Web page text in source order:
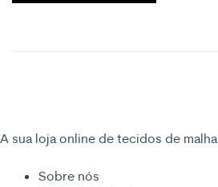
A sua loja online de tecidos de malha.
Sobre nós